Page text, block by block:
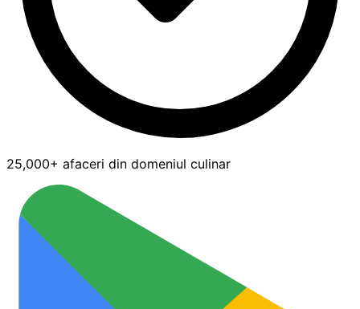
25,000+ afaceri din domeniul culinar